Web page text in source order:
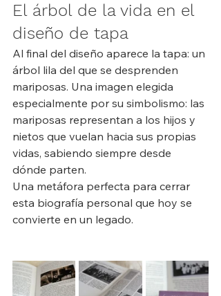
El árbol de la vida en el
diseño de tapa
Al final del diseño aparece la tapa: un
árbol lila del que se desprenden
mariposas. Una imagen elegida
especialmente por su simbolismo: las
mariposas representan a los hijos y
nietos que vuelan hacia sus propias
vidas, sabiendo siempre desde
dónde parten.
Una metáfora perfecta para cerrar
esta biografía personal que hoy se
convierte en un legado.